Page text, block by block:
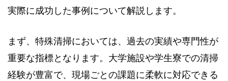
実際に成功した事例について解説します。
まず、特殊清掃においては、過去の実績や専門性が
重要な指標となります。大学施設や学生寮での清掃
経験が豊富で、現場ごとの課題に柔軟に対応できる